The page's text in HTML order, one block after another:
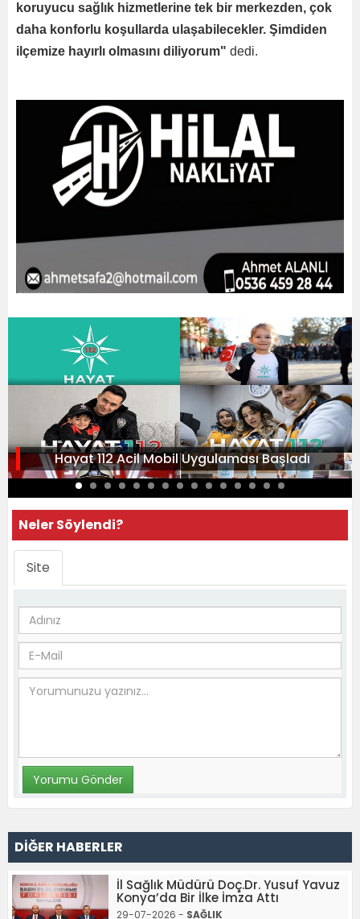
koruyucu sağlık hizmetlerine tek bir merkezden, çok
daha konforlu koşullarda ulaşabilecekler. Şimdiden
ilçemize hayırlı olmasını diliyorum" dedi.
Hayat 112 Acil Mobil Uygulaması Başladı
Neler Söylendi?
Site
DİĞER HABERLER
İl Sağlık Müdürü Doç.Dr. Yusuf Yavuz
Konya’da Bir İlke İmza Attı
29-07-2026 - SAĞLIK